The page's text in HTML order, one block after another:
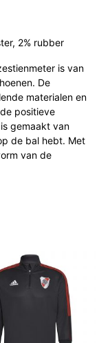
2% rubber
is van
De
materialen en
positieve
gemaakt van
de bal hebt. Met
van de